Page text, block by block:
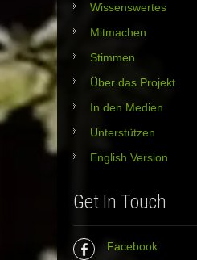
Wissenswertes
Mitmachen
Stimmen
Über das Projekt
In den Medien
Unterstützen
English Version
Get In Touch
Facebook